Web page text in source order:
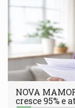
NOVA
cresce 95% e